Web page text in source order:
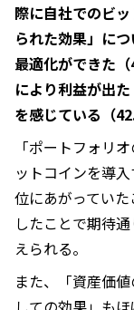
際に自社でのビ
られた効果」に
最適化ができた
により利益が出
を感じている（
「ポートフォリ
ットコインを導
位にあがってい
したことで期待
えられる。
また、「資産価